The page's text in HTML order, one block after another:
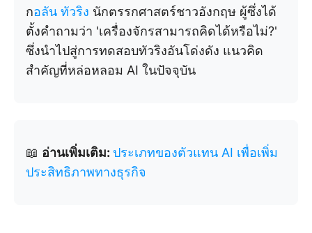
กอลัน ทัวริง นักตรรกศาสตร์ชาวอังกฤษ ผู้ซึ่งได้
ตั้งคำถามว่า 'เครื่องจักรสามารถคิดได้หรือไม่?'
ซึ่งนำไปสู่การทดสอบทัวริงอันโด่งดัง แนวคิด
สำคัญที่หล่อหลอม AI ในปัจจุบัน
📖 อ่านเพิ่มเติม: ประเภทของตัวแทน AI เพื่อเพิ่ม
ประสิทธิภาพทางธุรกิจ